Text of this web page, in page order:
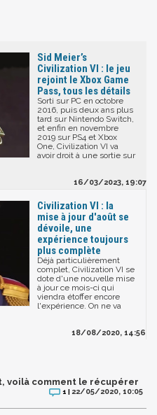
Sid Meier’s
Civilization VI : le jeu
rejoint le Xbox Game
Pass, tous les détails
Sorti sur PC en octobre
2016, puis deux ans plus
tard sur Nintendo Switch,
et enfin en novembre
2019 sur PS4 et Xbox
One, Civilization VI va
avoir droit à une sortie sur
16/03/2023, 19:07
Civilization VI : la
mise à jour d'août se
dévoile, une
expérience toujours
plus complète
Déjà particulièrement
complet, Civilization VI se
dote d'une nouvelle mise
à jour ce mois-ci qui
viendra étoffer encore
l'expérience. On ne va
18/08/2020, 14:56
voilà comment le récupérer
1 | 22/05/2020, 10:05